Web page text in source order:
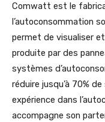
Comwatt est le
l’autoconsommation
permet de visualiser
produite par des
systèmes
réduire jusqu’à 70%
expérience dans
accompagne son